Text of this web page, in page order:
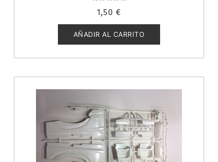
con
de
5
1,50 €
AÑADIR AL CARRITO